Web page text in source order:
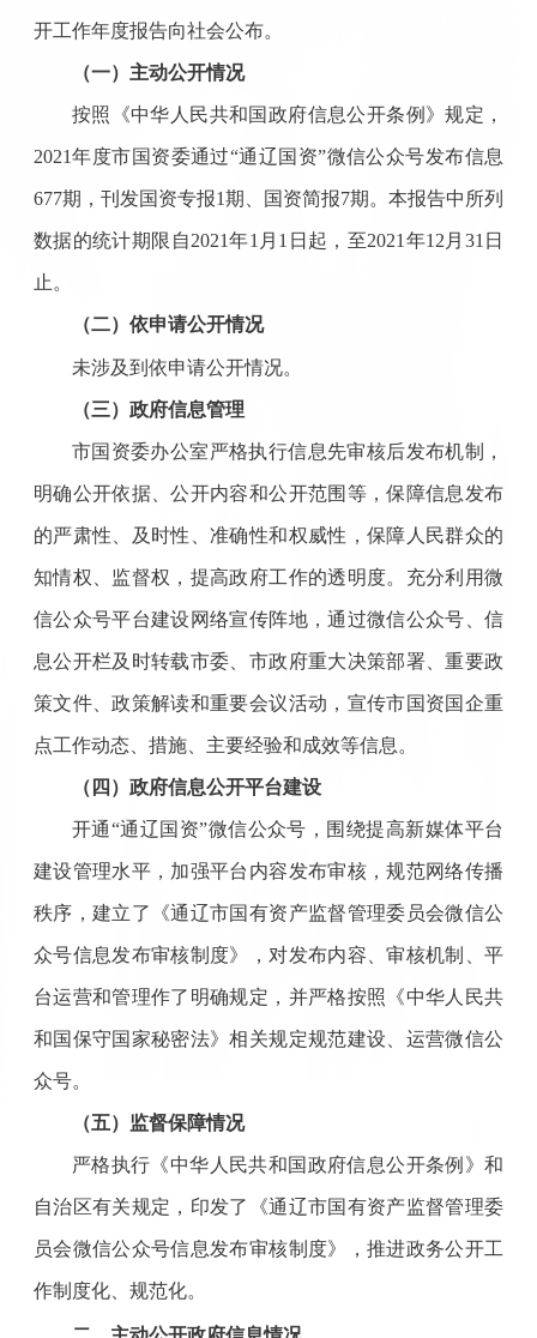
开工作年度报告向社会公布。
（一）主动公开情况
按照《中华人民共和国政府信息公开条例》规定，
2021年度市国资委通过“通辽国资”微信公众号发布信息
677期，刊发国资专报1期、国资简报7期。本报告中所列
数据的统计期限自2021年1月1日起，至2021 年12月31日
止。
（二）依申请公开情况
未涉及到依申请公开情况。
（三）政府信息管理
市国资委办公室严格执行信息先审核后发布机制，
明确公开依据、公开内容和公开范围等，保障信息发布
的严肃性、及时性、准确性和权威性，保障人民群众的
知情权、监督权，提高政府工作的透明度。充分利用微
信公众号平台建设网络宣传阵地，通过微信公众号、信
息公开栏及时转载市委、市政府重大决策部署、重要政
策文件、政策解读和重要会议活动，宣传市国资国企重
点工作动态、措施、主要经验和成效等信息。
（四）政府信息公开平台建设
开通“通辽国资”微信公众号，围绕提高新媒体平台
建设管理水平，加强平台内容发布审核，规范网络传播
秩序，建立了《通辽市国有资产监督管理委员会微信公
众号信息发布审核制度》，对发布内容、审核机制、平
台运营和管理作了明确规定，并严格按照《中华人民共
和国保守国家秘密法》相关规定规范建设、运营微信公
众号。
（五）监督保障情况
严格执行《中华人民共和国政府信息公开条例》和
自治区有关规定，印发了《通辽市国有资产监督管理委
员会微信公众号信息发布审核制度》 ， 推进政务公开工
作制度化、规范化。